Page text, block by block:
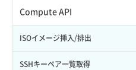
Credential削除
Credential詳細取得
サブユーザーからロールを紐づけ解除
スナップショット作成
スナップショット削除
スナップショット復元
ISOイメージアップロード
ISOイメージ作成
イメージ一覧取得
Compute API
ISOイメージ挿入/排出
SSHキーペア一覧取得